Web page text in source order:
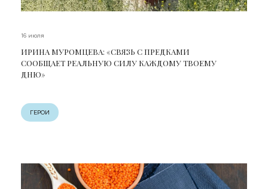
16 июля
ИРИНА МУРОМЦЕВА: «СВЯЗЬ С ПРЕДКАМИ
СООБЩАЕТ РЕАЛЬНУЮ СИЛУ КАЖДОМУ ТВОЕМУ
ДНЮ»
ГЕРОИ